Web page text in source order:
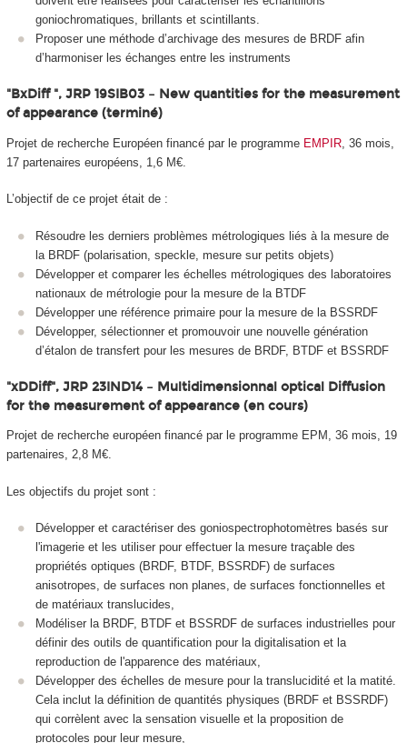
goniochromatiques, brillants et scintillants.
Proposer une méthode d’archivage des mesures de BRDF afin
d’harmoniser les échanges entre les instruments
"BxDiff ", JRP 19SIB03 – New quantities for the measurement
of appearance (terminé)
Projet de recherche Européen financé par le programme EMPIR, 36 mois,
17 partenaires européens, 1,6 M€.
L’objectif de ce projet était de :
Résoudre les derniers problèmes métrologiques liés à la mesure de
la BRDF (polarisation, speckle, mesure sur petits objets)
Développer et comparer les échelles métrologiques des laboratoires
nationaux de métrologie pour la mesure de la BTDF
Développer une référence primaire pour la mesure de la BSSRDF
Développer, sélectionner et promouvoir une nouvelle génération
d’étalon de transfert pour les mesures de BRDF, BTDF et BSSRDF
"xDDiff", JRP 23IND14 – Multidimensionnal optical Diffusion
for the measurement of appearance (en cours)
Projet de recherche européen financé par le programme EPM, 36 mois, 19
partenaires, 2,8 M€.
Les objectifs du projet sont :
Développer et caractériser des goniospectrophotomètres basés sur
l'imagerie et les utiliser pour effectuer la mesure traçable des
propriétés optiques (BRDF, BTDF, BSSRDF) de surfaces
anisotropes, de surfaces non planes, de surfaces fonctionnelles et
de matériaux translucides,
Modéliser la BRDF, BTDF et BSSRDF de surfaces industrielles pour
définir des outils de quantification pour la digitalisation et la
reproduction de l'apparence des matériaux,
Développer des échelles de mesure pour la translucidité et la matité.
Cela inclut la définition de quantités physiques (BRDF et BSSRDF)
qui corrèlent avec la sensation visuelle et la proposition de
protocoles pour leur mesure,